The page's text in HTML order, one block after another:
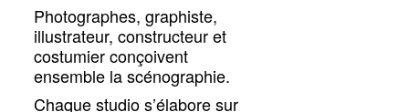
Photographes, graphiste,
illustrateur, constructeur et
costumier conçoivent
ensemble la scénographie.
Chaque studio s’élabore sur